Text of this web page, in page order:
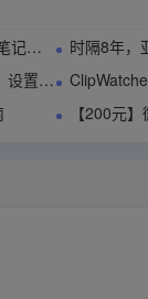
南
时隔8年，
理？
【200元